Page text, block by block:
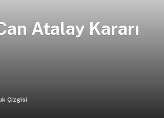
Atalay Kararı
Çizgisi